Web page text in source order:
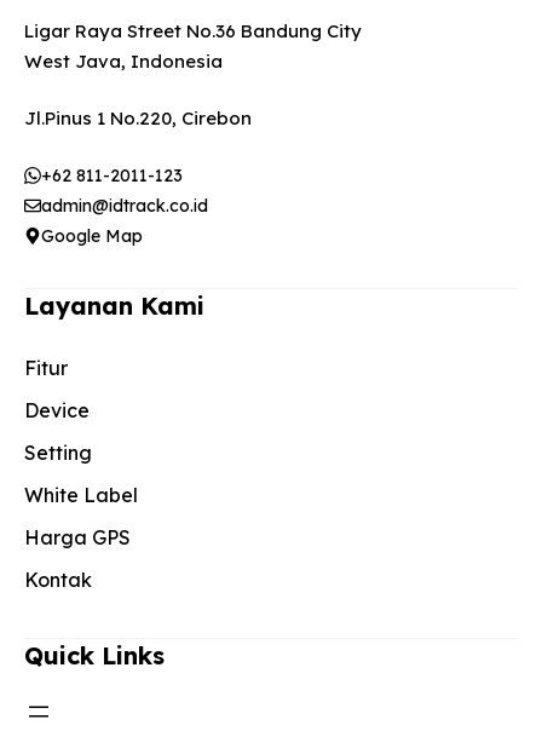
Ligar Raya Street No.36 Bandung City
West Java, Indonesia
Jl.Pinus 1 No.220, Cirebon
+62 811-2011-123
admin@idtrack.co.id
Google Map
Layanan Kami
Fitur
Device
Setting
White Label
Harga GPS
Kontak
Quick Links